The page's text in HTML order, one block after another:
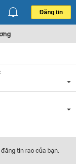
Đăng tin
tin rao của bạn.